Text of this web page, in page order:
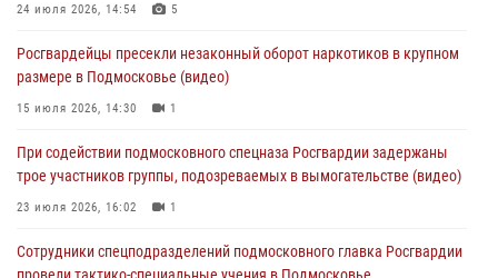
(видео)
03 августа 2026, 15:32 1
«семейным подрядом» в Подмосковье (видео)
03 августа 2026, 15:08
24 июля 2026, 14:54 5
Росгвардейцы пресекли незаконный оборот наркотиков в крупном
размере в Подмосковье (видео)
15 июля 2026, 14:30 1
При содействии подмосковного спецназа Росгвардии задержаны
трое участников группы, подозреваемых в вымогательстве (видео)
23 июля 2026, 16:02 1
Сотрудники спецподразделений подмосковного главка Росгвардии